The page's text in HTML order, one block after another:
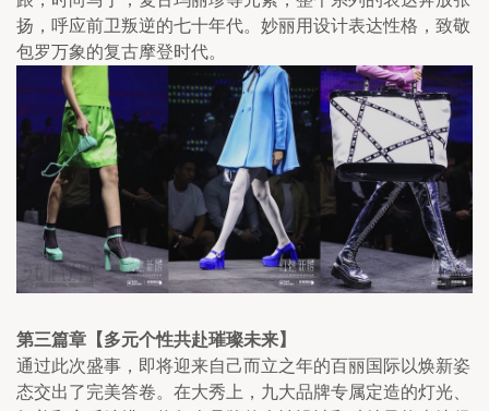
扬，呼应前卫叛逆的七十年代。妙丽用设计表达性格，致敬
包罗万象的复古摩登时代。
第三篇章【多元个性共赴璀璨未来】
通过此次盛事，即将迎来自己而立之年的百丽国际以焕新姿
态交出了完美答卷。在大秀上，九大品牌专属定造的灯光、